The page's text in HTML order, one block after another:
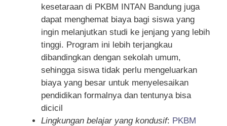
kesetaraan di PKBM INTAN Bandung juga
dapat menghemat biaya bagi siswa yang
ingin melanjutkan studi ke jenjang yang lebih
tinggi. Program ini lebih terjangkau
dibandingkan dengan sekolah umum,
sehingga siswa tidak perlu mengeluarkan
biaya yang besar untuk menyelesaikan
pendidikan formalnya dan tentunya bisa
dicicil
Lingkungan belajar yang kondusif: PKBM